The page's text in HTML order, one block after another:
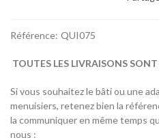
Référence: QUI075
TOUTES LES LIVRAISONS
Si vous souhaitez le bâti ou une
menuisiers, retenez bien la
la communiquer en même temps
nous :